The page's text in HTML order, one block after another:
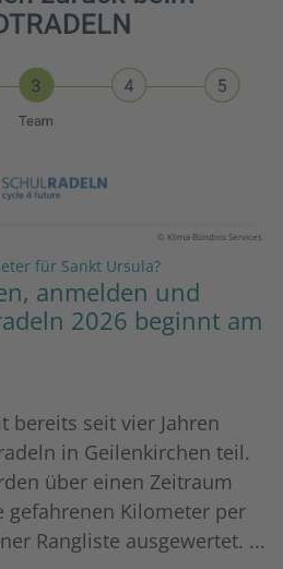
© Klima-Bündnis Services
für Sankt Ursula?:
anmelden und
2026 beginnt am
bereits seit vier Jahren
in Geilenkirchen teil.
über einen Zeitraum
gefahrenen Kilometer per
Rangliste ausgewertet. ...